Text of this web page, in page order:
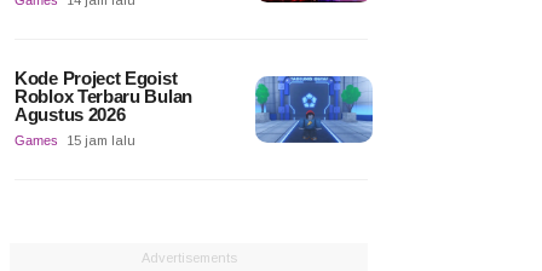
Kode Project Egoist
Roblox Terbaru Bulan
Agustus 2026
Games 15 jam lalu
Advertisements